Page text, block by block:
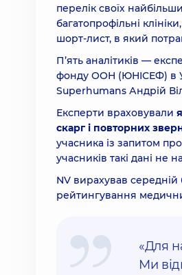
перелік своїх
багатопрофільні
шорт-лист, в який
П’ять аналітиків —
фонду ООН (ЮНІСЕФ) в
Superhumans Андрій
Експерти враховували
скарг і повторних
учасника із запитом про
учасників такі дані не
NV вирахував середній
рейтингування
«Для
Ми